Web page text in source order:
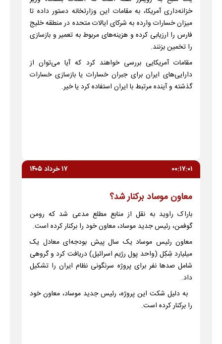
خزانه‌داری آمریکا، به مقامات این وزارتخانه دستور داده تا
میزان خسارات وارده به شرکای ایالات متحده در منطقه خلیج
فارس را ارزیابی کرده و هزینه‌های مربوط به تعمیر و بازسازی
را تخمین بزنند.
مقامات آمریکایی بررسی خواهند کرد که آیا می‌توان از
دارایی‌های ایران برای جبران خسارات یا بازسازی خسارات
گذشته و آینده مرتبط با ایران استفاده کرد یا خیر.
۰۰:۱۷:۰۱ ۱۷ خرداد ۱۴۰۵
معاون موساد برکنار شد؟
باراک راوید به نقل از منابع مطلع مدعی شد که رومن
گوفمن، رئیس جدید موساد، معاون خود را برکنار کرده است.
معاون رئیس موساد یک سال پیش بودجه‌ای معادل یک
میلیارد شِکِل (واحد پول رژیم اسرائیل) دریافت کرد و گروهی
شامل صدها نفر برای پروژه سرنگونی نظام ایران را تشکیل
داد.
به دلیل شکت این پروژه، رئیس جدید موساد، معاون خود
را برکنار کرده است.